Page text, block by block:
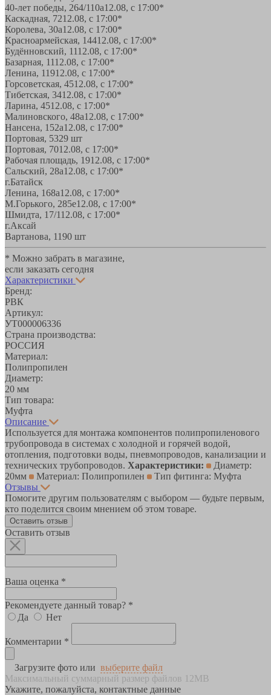
40-лет победы, 264/110а12.08, с 17:00*
Каскадная, 7212.08, с 17:00*
Королева, 30а12.08, с 17:00*
Красноармейская, 14412.08, с 17:00*
Будённовский, 1112.08, с 17:00*
Базарная, 1112.08, с 17:00*
Ленина, 11912.08, с 17:00*
Горсоветская, 4512.08, с 17:00*
Тибетская, 3412.08, с 17:00*
Ларина, 4512.08, с 17:00*
Малиновского, 48а12.08, с 17:00*
Нансена, 152а12.08, с 17:00*
Портовая, 5329 шт
Портовая, 7012.08, с 17:00*
Рабочая площадь, 1912.08, с 17:00*
Сальский, 28a12.08, с 17:00*
г.Батайск
Ленина, 168а12.08, с 17:00*
М.Горького, 285е12.08, с 17:00*
Шмидта, 17/112.08, с 17:00*
г.Аксай
Вартанова, 1190 шт
* Можно забрать в магазине,
если заказать сегодня
Характеристики
Бренд:
РВК
Артикул:
УТ000006336
Страна производства:
РОССИЯ
Материал:
Полипропилен
Диаметр:
20 мм
Тип товара:
Муфта
Описание
Используется для монтажа компонентов полипропиленового
трубопровода в системах с холодной и горячей водой,
отопления, подготовки воды, пневмопроводов, канализации и
технических трубопроводов. Характеристики:
Диаметр:
20мм
Материал: Полипропилен
Тип фитинга: Муфта
Отзывы
Помогите другим пользователям с выбором — будьте первым,
кто поделится своим мнением об этом товаре.
Оставить отзыв
Оставить отзыв
Ваша оценка *
Рекомендуете данный товар? *
Да
Нет
Комментарии *
Загрузите фото или выберите файл
Максимальный суммарный размер файлов 12MB
Укажите, пожалуйста, контактные данные